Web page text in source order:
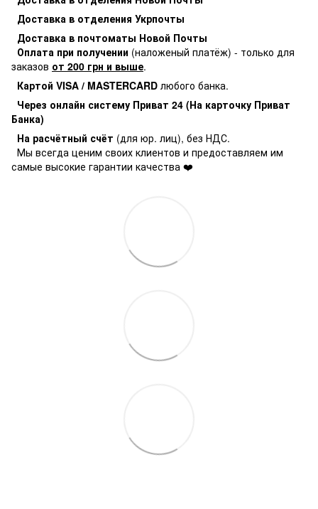
Доставка в отделения Укрпочты
Доставка в почтоматы Новой Почты
Оплата при получении (наложеный платёж) - только для
заказов от 200 грн и выше.
Картой VISA / MASTERCARD любого банка.
Через онлайн систему Приват 24 (На карточку Приват
Банка)
На расчётный счёт (для юр. лиц), без НДС.
Мы всегда ценим своих клиентов и предоставляем им
самые высокие гарантии качества ❤️